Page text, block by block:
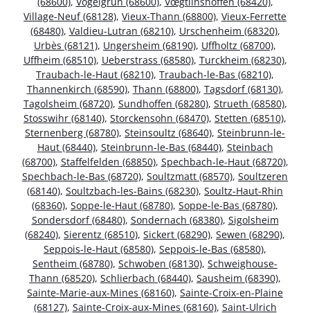
Village-Neuf (68128), Vieux-Thann (68800), Vieux-Ferrette
(68480), Valdieu-Lutran (68210), Urschenheim (68320),
Urbès (68121), Ungersheim (68190), Uffholtz (68700),
Uffheim (68510), Ueberstrass (68580), Turckheim (68230),
Traubach-le-Haut (68210), Traubach-le-Bas (68210),
Thannenkirch (68590), Thann (68800), Tagsdorf (68130),
Tagolsheim (68720), Sundhoffen (68280), Strueth (68580),
Stosswihr (68140), Storckensohn (68470), Stetten (68510),
Sternenberg (68780), Steinsoultz (68640), Steinbrunn-le-
Haut (68440), Steinbrunn-le-Bas (68440), Steinbach
(68700), Staffelfelden (68850), Spechbach-le-Haut (68720),
Spechbach-le-Bas (68720), Soultzmatt (68570), Soultzeren
(68140), Soultzbach-les-Bains (68230), Soultz-Haut-Rhin
(68360), Soppe-le-Haut (68780), Soppe-le-Bas (68780),
Sondersdorf (68480), Sondernach (68380), Sigolsheim
(68240), Sierentz (68510), Sickert (68290), Sewen (68290),
Seppois-le-Haut (68580), Seppois-le-Bas (68580),
Sentheim (68780), Schwoben (68130), Schweighouse-
Thann (68520), Schlierbach (68440), Sausheim (68390),
Sainte-Marie-aux-Mines (68160), Sainte-Croix-en-Plaine
(68127), Sainte-Croix-aux-Mines (68160), Saint-Ulrich